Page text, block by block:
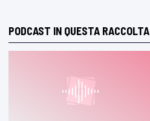
PODCAST IN QUESTA RACCOLTA